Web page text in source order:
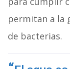
permitan a la
de bacterias.